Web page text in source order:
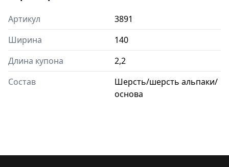
Артикул
3891
Ширина
140
Длина купона
2,2
Состав
Шерсть/шерсть альпаки/
основа